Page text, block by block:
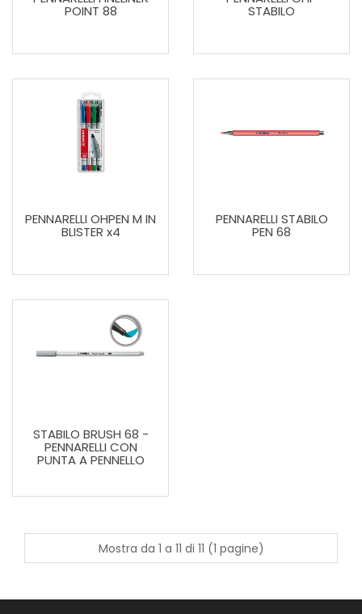
POINT 88 STABILO
PENNARELLI OHPEN M IN
BLISTER x4
PENNARELLI STABILO
PEN 68
STABILO BRUSH 68 -
PENNARELLI CON
PUNTA A PENNELLO
Mostra da 1 a 11 di 11 (1 pagine)